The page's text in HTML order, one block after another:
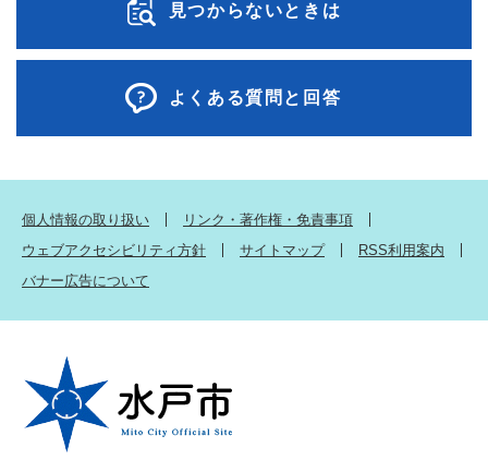
見つからないときは
よくある質問と回答
個人情報の取り扱い
リンク・著作権・免責事項
ウェブアクセシビリティ方針
サイトマップ
RSS利用案内
バナー広告について